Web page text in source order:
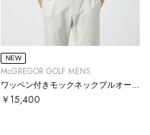
NEW
McGREGOR GOLF MENS
￥15,400